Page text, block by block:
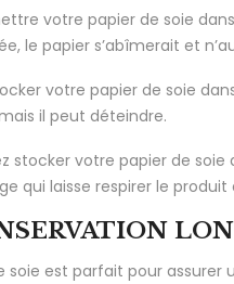
votre papier de soie
le papier s’abîmerait et
votre papier de soie
il peut déteindre.
stocker votre papier de
qui laisse respirer le produit
soie est parfait pour